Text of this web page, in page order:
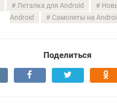
Леталка для Android
Android
Самолеты на
Поделиться